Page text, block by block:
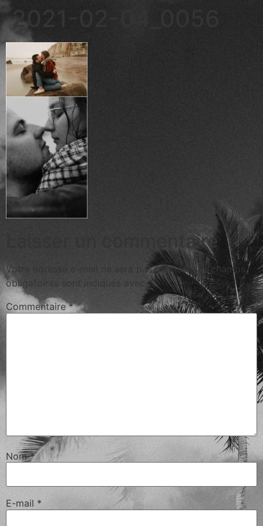
2021-02-04_0056
Laisser un commentaire
Votre adresse e-mail ne sera pas publiée. Les champs
obligatoires sont indiqués avec*
Commentaire*
Nom*
E-mail *